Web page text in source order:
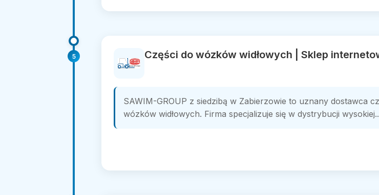
5 Części do wózków widłowych | Sklep
SAWIM-GROUP z siedzibą w Zabierzowie to uznany dostawca
wózków widłowych. Firma specjalizuje się w dystrybucji